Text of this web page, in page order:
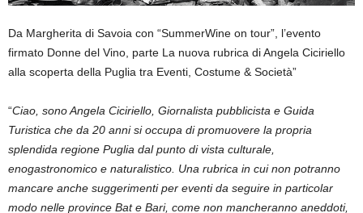
Da Margherita di Savoia con “SummerWine on tour”, l’evento
firmato Donne del Vino, parte La nuova rubrica di Angela Ciciriello
alla scoperta della Puglia tra Eventi, Costume & Società”
“Ciao, sono Angela Ciciriello, Giornalista pubblicista e Guida
Turistica che da 20 anni si occupa di promuovere la propria
splendida regione Puglia dal punto di vista culturale,
enogastronomico e naturalistico. Una rubrica in cui non potranno
mancare anche suggerimenti per eventi da seguire in particolar
modo nelle province Bat e Bari, come non mancheranno aneddoti,